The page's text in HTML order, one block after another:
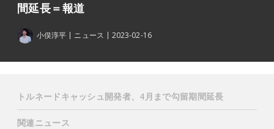
間延長＝報道
小俣淳平 ニュース 2023-02-16
トルネードキャッシュ開発者、4月まで勾留期間延長
関連ニュース